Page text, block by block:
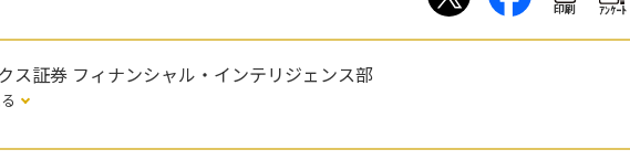
印刷 ｱﾝｹｰﾄ
ス証券 フィナンシャル・インテリジェンス部